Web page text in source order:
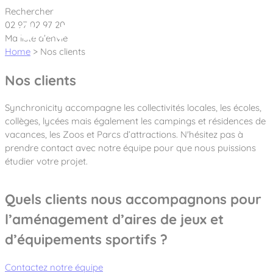
Cookies management panel
Créateur et fabricant d’aires de jeux &
équipements sportifs
Nos dernières actualités
Nos engagements
Notre partenariat avec l’association Rêves de clown
Nos Garanties
Aires de jeux Bikini & Bermuda®
Tous nos jeux
Jeux inclusifs
Sport & Fitness Sport&Co®
Agrès fitness
Mobilier & accessoires
Rechercher
02 97 02 97 20
Ma liste d’envie
Home > Nos clients
Nos clients
Synchronicity accompagne les collectivités locales, les écoles,
collèges, lycées mais également les campings et résidences de
vacances, les Zoos et Parcs d’attractions. N'hésitez pas à
prendre contact avec notre équipe pour que nous puissions
étudier votre projet.
Quels clients nous accompagnons pour
l’aménagement d’aires de jeux et
d’équipements sportifs ?
Contactez notre équipe